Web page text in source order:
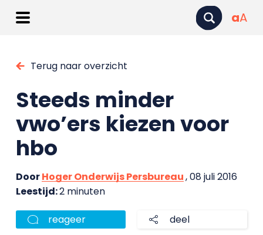
aA
Terug naar overzicht
Steeds minder
vwo’ers kiezen voor
hbo
DoorHoger Onderwijs Persbureau, 08 juli 2016
Leestijd:2 minuten
reageer deel